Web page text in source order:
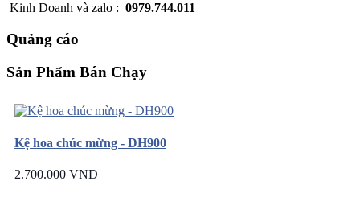
Kinh Doanh và zalo : 0979.744.011
Quảng cáo
Sản Phẩm Bán Chạy
Kệ hoa chúc mừng - DH900
2.700.000 VND